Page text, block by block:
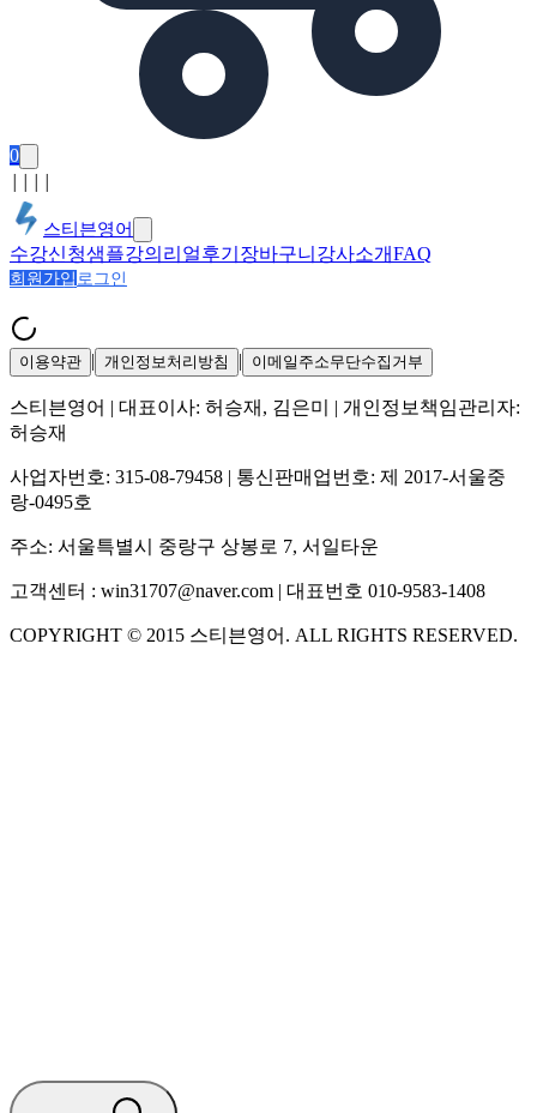
0
스티븐영어
수강신청샘플강의 리얼후기 장바구니 강사소개FAQ
회원가입 로그인
이용약관 | 개인정보처리방침 | 이메일주소무단수집거부
스티븐영어 | 대표이사: 허승재, 김은미
| 개인정보책임관리자:
허승재
사업자번호: 315-08-79458 | 통신판매업번호: 제 2017-서울중
랑-0495호
주소: 서울특별시 중랑구 상봉로 7, 서일타운
고객센터 : win31707@naver.com | 대표번호 010-9583-1408
COPYRIGHT © 2015 스티븐영어 . ALL RIGHTS RESERVED.